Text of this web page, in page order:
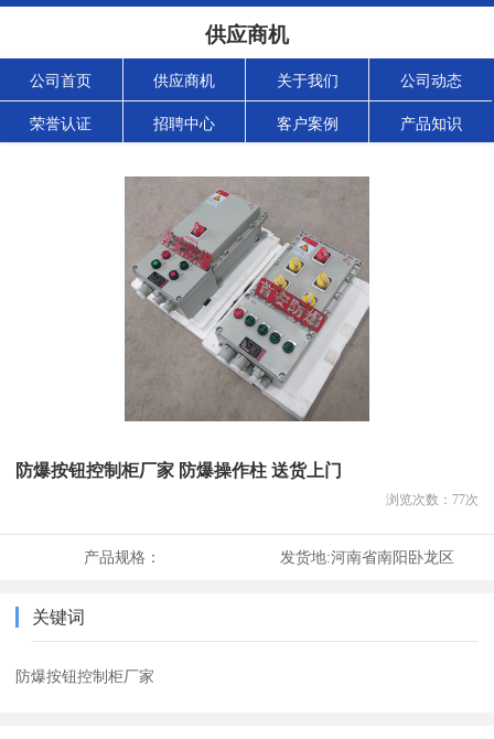
供应商机
公司首页 供应商机 关于我们 公司动态
荣誉认证 招聘中心 客户案例 产品知识
防爆按钮控制柜厂家 防爆操作柱 送货上门
浏览次数： 77次
产品规格： 发货地:河南省南阳卧龙区
关键词
防爆按钮控制柜厂家